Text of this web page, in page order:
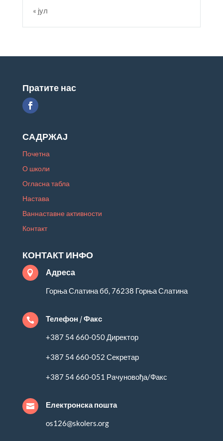
« јул
Пратите нас
САДРЖАЈ
Почетна
О школи
Огласна табла
Настава
Ваннаставне активности
Контакт
КОНТАКТ ИНФО
 Адреса
Горња Слатина бб, 76238 Горња Слатина
 Телефон / Факс
+387 54 660-050 Директор
+387 54 660-052 Секретар
+387 54 660-051 Рачуновођа/Факс
 Електронска пошта
os126@skolers.org